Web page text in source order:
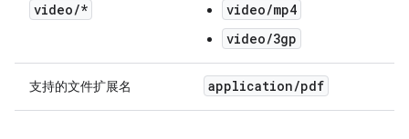
video/*
video/mp4
video/3gp
支持的文件扩展名 application/pdf